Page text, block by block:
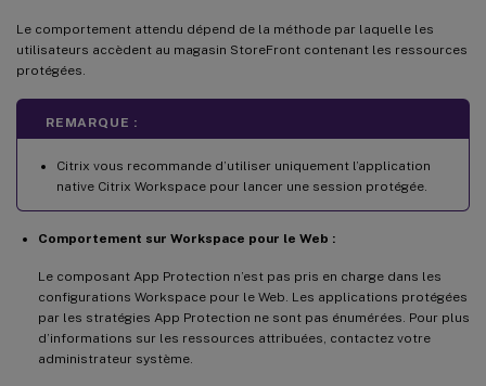
Le comportement attendu dépend de la méthode par laquelle les
utilisateurs accèdent au magasin StoreFront contenant les ressources
protégées.
REMARQUE :
Citrix vous recommande d’utiliser uniquement l’application
native Citrix Workspace pour lancer une session protégée.
Comportement sur Workspace pour le Web :
Le composant App Protection n’est pas pris en charge dans les
configurations Workspace pour le Web. Les applications protégées
par les stratégies App Protection ne sont pas énumérées. Pour plus
d’informations sur les ressources attribuées, contactez votre
administrateur système.